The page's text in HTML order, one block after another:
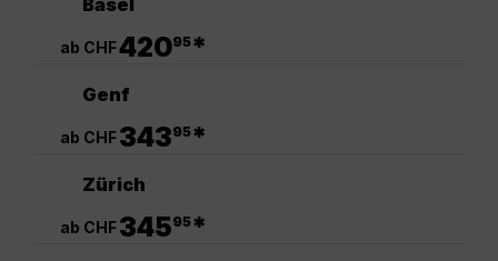
ab CHF42095*
Genf
ab CHF34395*
Zürich
ab CHF34595*